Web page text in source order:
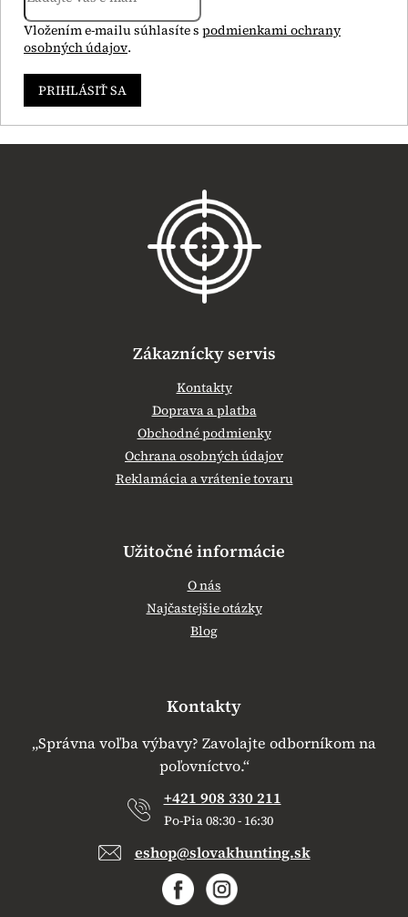
Vložením e-mailu súhlasíte s podmienkami ochrany
osobných údajov.
PRIHLÁSIŤ SA
Zákaznícky servis
Kontakty
Doprava a platba
Obchodné podmienky
Ochrana osobných údajov
Reklamácia a vrátenie tovaru
Užitočné informácie
O nás
Najčastejšie otázky
Blog
Kontakty
„Správna voľba výbavy? Zavolajte odborníkom na
poľovníctvo.“
+421 908 330 211
Po-Pia 08:30 - 16:30
eshop@slovakhunting.sk